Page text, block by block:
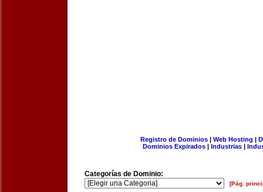
Registro de Dominios| Web Hosting |
Dominios Expirados | Industrias |
Categorías de Dominio:
[Pág.